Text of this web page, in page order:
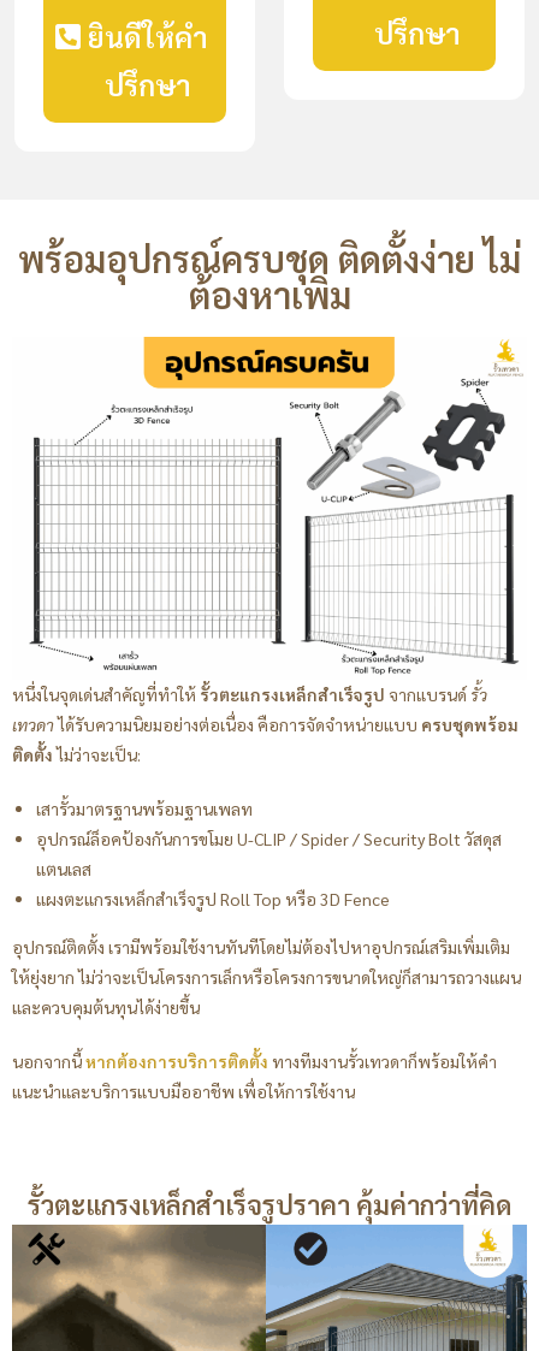
ยินดีให้คำ
ปรึกษา
ปรึกษา
พร้อมอุปกรณ์ครบชุด ติดตั้งง่าย ไม่
ต้องหาเพิ่ม
หนึ่งในจุดเด่นสำคัญที่ทำให้ รั้วตะแกรงเหล็กสำเร็จรูป จากแบรนด์ รั้ว
เทวดาได้รับความนิยมอย่างต่อเนื่อง คือการจัดจำหน่ายแบบ ครบชุดพร้อม
ติดตั้งไม่ว่าจะเป็น:
เสารั้วมาตรฐานพร้อมฐานเพลท
อุปกรณ์ล็อคป้องกันการขโมย U-CLIP / Spider / Security Bolt วัสดุส
แตนเลส
แผงตะแกรงเหล็กสำเร็จรูป Roll Top หรือ 3D Fence
อุปกรณ์ติดตั้ง เรามีพร้อมใช้งานทันทีโดยไม่ต้องไปหาอุปกรณ์เสริมเพิ่มเติม
ให้ยุ่งยาก ไม่ว่าจะเป็นโครงการเล็กหรือโครงการขนาดใหญ่ก็สามารถวางแผน
และควบคุมต้นทุนได้ง่ายขึ้น
นอกจากนี้หากต้องการบริการติดตั้ง ทางทีมงานรั้วเทวดาก็พร้อมให้คำ
แนะนำและบริการแบบมืออาชีพ เพื่อให้การใช้งาน
รั้วตะแกรงเหล็กสําเร็จรูปราคา คุ้มค่ากว่าที่คิด